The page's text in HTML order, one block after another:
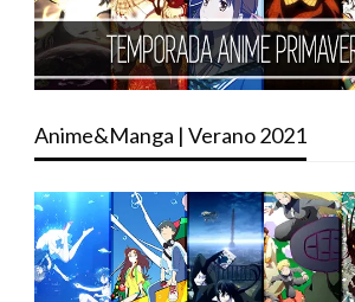
Anime&Manga | Verano 2021